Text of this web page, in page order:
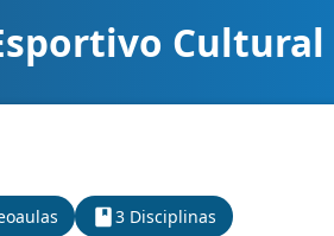
Indicadores - Conhecimentos Básicos
Cultural
3 Disciplinas